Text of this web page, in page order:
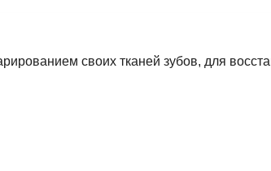
своих тканей зубов, для